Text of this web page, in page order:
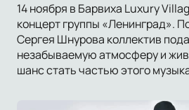
14 ноября в Барвиха Luxury
концерт группы «Ленинград».
Сергея Шнурова коллектив
незабываемую атмосферу и
шанс стать частью этого